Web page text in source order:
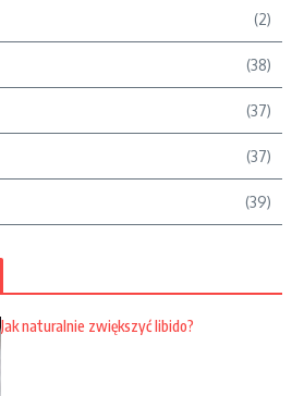
(2)
(38)
(37)
(37)
(39)
Jak naturalnie zwiększyć libido?